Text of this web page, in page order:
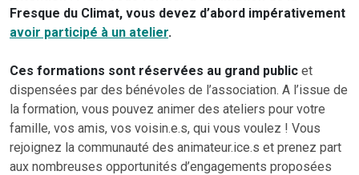
Fresque du Climat, vous devez d’abord impérativement
avoir participé à un atelier.
Ces formations sont réservées au grand public et
dispensées par des bénévoles de l’association. A l’issue de
la formation, vous pouvez animer des ateliers pour votre
famille, vos amis, vos voisin.e.s, qui vous voulez ! Vous
rejoignez la communauté des animateur.ice.s et prenez part
aux nombreuses opportunités d’engagements proposées